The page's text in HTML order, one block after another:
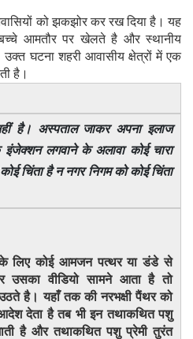
को झकझोर कर रख दिया है। यह
आमतौर पर खेलते है और स्थानीय
उक्त घटना शहरी आवासीय क्षेत्रों में एक
है।
है। अस्पताल जाकर अपना इलाज
लगवाने के अलावा कोई चारा
चिंता है न नगर निगम को कोई चिंता
लिए कोई आमजन पत्थर या डंडे से
वीडियो सामने आता है तो
है। यहाँ तक की नरभक्षी पैंथर को
देता है तब भी इन तथाकथित पशु
है और तथाकथित पशु प्रेमी तुरंत